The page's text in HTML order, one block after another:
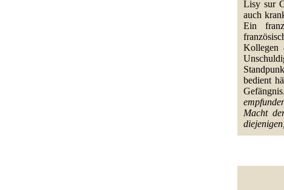
Lisy sur
auch
Ein
Kollegen
bedient
Macht